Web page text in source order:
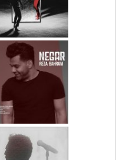
دانلود آلبوم جدید
خسروی بنام مونولوگ
دانلود آهنگ جدید رضا
بهرام بنام نگار